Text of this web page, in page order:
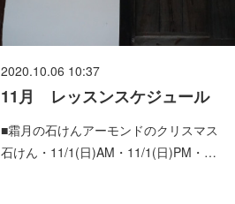
2020.10.06 10:37
11月 レッスンスケジュール
■霜月の石けんアーモンドのクリスマス
石けん・11/1(日)AM・11/1(日)PM・…